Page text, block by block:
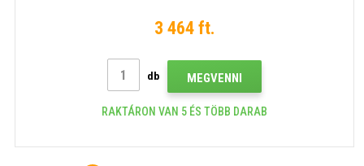
3 464 ft.
db MEGVENNI
RAKTÁRON VAN 5 ÉS TÖBB DARAB